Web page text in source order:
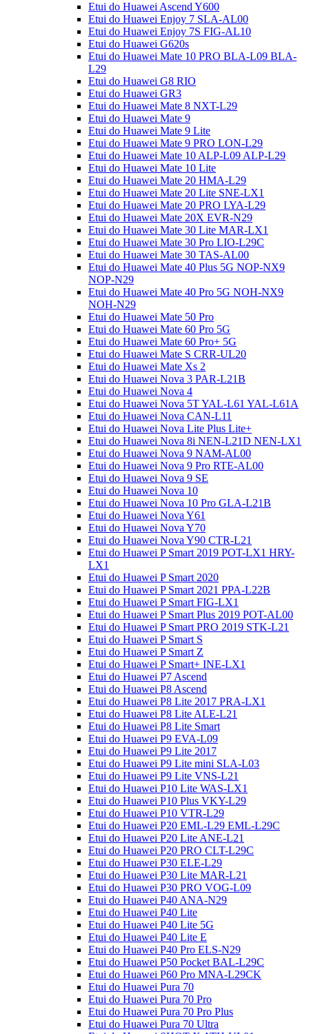
Etui do Huawei Ascend Y600
Etui do Huawei Enjoy 7 SLA-AL00
Etui do Huawei Enjoy 7S FIG-AL10
Etui do Huawei G620s
Etui do Huawei Mate 10 PRO BLA-L09 BLA-
L29
Etui do Huawei G8 RIO
Etui do Huawei GR3
Etui do Huawei Mate 8 NXT-L29
Etui do Huawei Mate 9
Etui do Huawei Mate 9 Lite
Etui do Huawei Mate 9 PRO LON-L29
Etui do Huawei Mate 10 ALP-L09 ALP-L29
Etui do Huawei Mate 10 Lite
Etui do Huawei Mate 20 HMA-L29
Etui do Huawei Mate 20 Lite SNE-LX1
Etui do Huawei Mate 20 PRO LYA-L29
Etui do Huawei Mate 20X EVR-N29
Etui do Huawei Mate 30 Lite MAR-LX1
Etui do Huawei Mate 30 Pro LIO-L29C
Etui do Huawei Mate 30 TAS-AL00
Etui do Huawei Mate 40 Plus 5G NOP-NX9
NOP-N29
Etui do Huawei Mate 40 Pro 5G NOH-NX9
NOH-N29
Etui do Huawei Mate 50 Pro
Etui do Huawei Mate 60 Pro 5G
Etui do Huawei Mate 60 Pro+ 5G
Etui do Huawei Mate S CRR-UL20
Etui do Huawei Mate Xs 2
Etui do Huawei Nova 3 PAR-L21B
Etui do Huawei Nova 4
Etui do Huawei Nova 5T YAL-L61 YAL-L61A
Etui do Huawei Nova CAN-L11
Etui do Huawei Nova Lite Plus Lite+
Etui do Huawei Nova 8i NEN-L21D NEN-LX1
Etui do Huawei Nova 9 NAM-AL00
Etui do Huawei Nova 9 Pro RTE-AL00
Etui do Huawei Nova 9 SE
Etui do Huawei Nova 10
Etui do Huawei Nova 10 Pro GLA-L21B
Etui do Huawei Nova Y61
Etui do Huawei Nova Y70
Etui do Huawei Nova Y90 CTR-L21
Etui do Huawei P Smart 2019 POT-LX1 HRY-
LX1
Etui do Huawei P Smart 2020
Etui do Huawei P Smart 2021 PPA-L22B
Etui do Huawei P Smart FIG-LX1
Etui do Huawei P Smart Plus 2019 POT-AL00
Etui do Huawei P Smart PRO 2019 STK-L21
Etui do Huawei P Smart S
Etui do Huawei P Smart Z
Etui do Huawei P Smart+ INE-LX1
Etui do Huawei P7 Ascend
Etui do Huawei P8 Ascend
Etui do Huawei P8 Lite 2017 PRA-LX1
Etui do Huawei P8 Lite ALE-L21
Etui do Huawei P8 Lite Smart
Etui do Huawei P9 EVA-L09
Etui do Huawei P9 Lite 2017
Etui do Huawei P9 Lite mini SLA-L03
Etui do Huawei P9 Lite VNS-L21
Etui do Huawei P10 Lite WAS-LX1
Etui do Huawei P10 Plus VKY-L29
Etui do Huawei P10 VTR-L29
Etui do Huawei P20 EML-L29 EML-L29C
Etui do Huawei P20 Lite ANE-L21
Etui do Huawei P20 PRO CLT-L29C
Etui do Huawei P30 ELE-L29
Etui do Huawei P30 Lite MAR-L21
Etui do Huawei P30 PRO VOG-L09
Etui do Huawei P40 ANA-N29
Etui do Huawei P40 Lite
Etui do Huawei P40 Lite 5G
Etui do Huawei P40 Lite E
Etui do Huawei P40 Pro ELS-N29
Etui do Huawei P50 Pocket BAL-L29C
Etui do Huawei P60 Pro MNA-L29CK
Etui do Huawei Pura 70
Etui do Huawei Pura 70 Pro
Etui do Huawei Pura 70 Pro Plus
Etui do Huawei Pura 70 Ultra